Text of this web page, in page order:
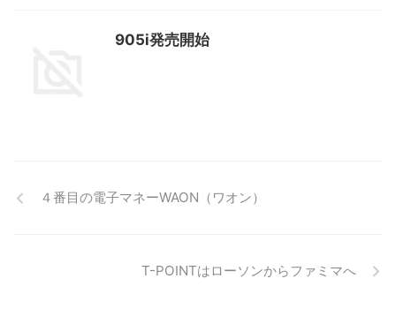
905i発売開始
４番目の電子マネーWAON（ワオン）
T-POINTはローソンからファミマへ